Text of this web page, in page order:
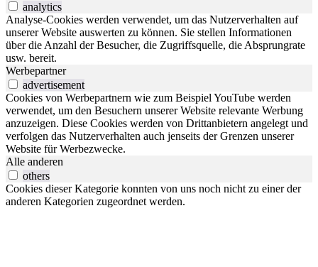
analytics
Analyse-Cookies werden verwendet, um das Nutzerverhalten auf
unserer Website auswerten zu können. Sie stellen Informationen
über die Anzahl der Besucher, die Zugriffsquelle, die Absprungrate
usw. bereit.
Werbepartner
advertisement
Cookies von Werbepartnern wie zum Beispiel YouTube werden
verwendet, um den Besuchern unserer Website relevante Werbung
anzuzeigen. Diese Cookies werden von Drittanbietern angelegt und
verfolgen das Nutzerverhalten auch jenseits der Grenzen unserer
Website für Werbezwecke.
Alle anderen
others
Cookies dieser Kategorie konnten von uns noch nicht zu einer der
anderen Kategorien zugeordnet werden.